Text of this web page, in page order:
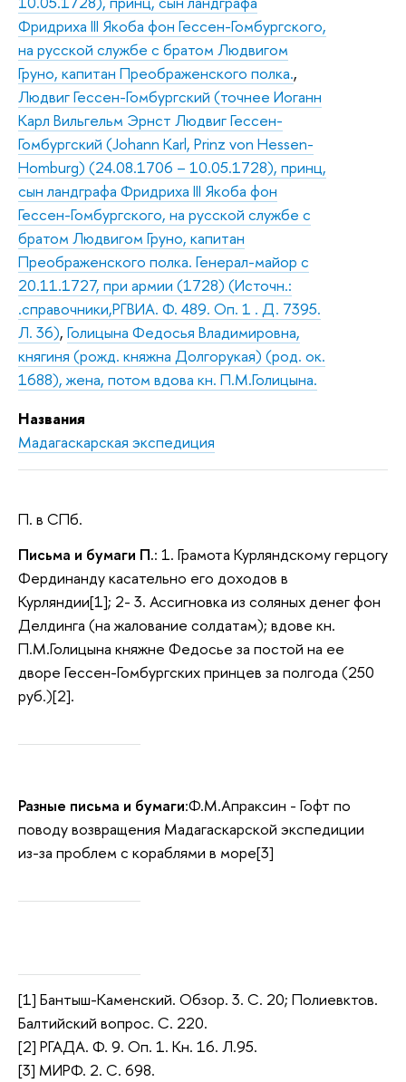
Фридриха III Якоба фон Гессен-Гомбургского,
на русской службе с братом Людвигом
Груно, капитан Преображенского полка.,
Людвиг Гессен-Гомбургский (точнее Иоганн
Карл Вильгельм Эрнст Людвиг Гессен-
Гомбургский (Johann Karl, Prinz von Hessen-
Homburg) (24.08.1706 – 10.05.1728), принц,
сын ландграфа Фридриха III Якоба фон
Гессен-Гомбургского, на русской службе с
братом Людвигом Груно, капитан
Преображенского полка. Генерал-майор с
20.11.1727, при армии (1728) (Источн.:
.справочники,РГВИА. Ф. 489. Оп. 1 . Д. 7395.
Л. 36), Голицына Федосья Владимировна,
княгиня (рожд. княжна Долгорукая) (род. ок.
1688), жена, потом вдова кн. П.М.Голицына.
Названия
Мадагаскарская экспедиция
П. в СПб.
Письма и бумаги П.: 1. Грамота Курляндскому герцогу
Фердинанду касательно его доходов в
Курляндии[1]; 2- 3. Ассигновка из соляных денег фон
Делдинга (на жалование солдатам); вдове кн.
П.М.Голицына княжне Федосье за постой на ее
дворе Гессен-Гомбургских принцев за полгода (250
руб.)[2].
Разные письма и бумаги:Ф.М.Апраксин - Гофт по
поводу возвращения Мадагаскарской экспедиции
из-за проблем с кораблями в море[3]
[1] Бантыш-Каменский. Обзор. 3. С. 20; Полиевктов.
Балтийский вопрос. С. 220.
[2] РГАДА. Ф. 9. Оп. 1. Кн. 16. Л.95.
[3] МИРФ. 2. С. 698.